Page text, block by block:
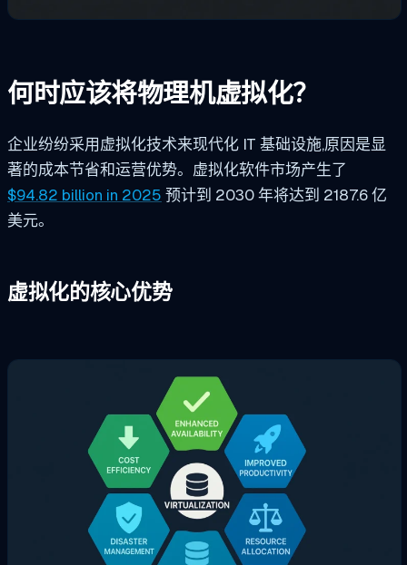
何时应该将物理机虚拟化？
企业纷纷采用虚拟化技术来现代化 IT 基础设施,原因是显
著的成本节省和运营优势。虚拟化软件市场产生了
$94.82 billion in 2025 预计到 2030 年将达到 2187.6 亿
美元。
虚拟化的核心优势